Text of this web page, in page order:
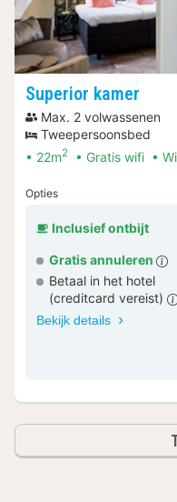
Superior kamer
Max. 2 volwassenen
Tweepersoonsbed
22m2 Gratis wifi
Opties
Inclusief ontbijt
Gratis annuleren
Betaal in het hotel
(creditcard vereist)
Bekijk details